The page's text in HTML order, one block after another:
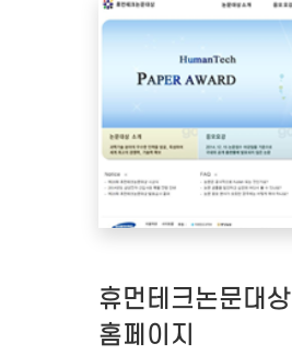
휴먼테크논문대상
홈페이지